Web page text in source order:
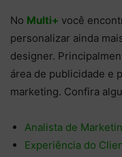
No Multi+ você
personalizar ainda
designer.
área de publicidade e
marketing. Confira
Analista de
Experiência do